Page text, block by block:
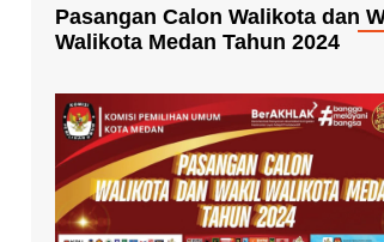
Pasangan Calon Walikota dan
Walikota Medan Tahun 2024